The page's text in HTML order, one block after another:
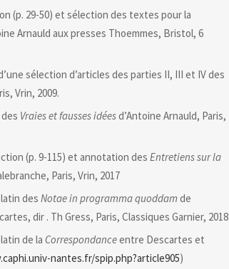
(p. 29-50) et sélection des textes pour la
Arnauld aux presses Thoemmes, Bristol, 6
sélection d’articles des parties II, III et IV des
Vrin, 2009.
Vraies et fausses idéesd’Antoine Arnauld, Paris,
(p. 9-115) et annotation des Entretiens sur la
Paris, Vrin, 2017
des Notae in programma quoddam de
dir . Th Gress, Paris, Classiques Garnier, 2018
de la Correspondanceentre Descartes et
nantes.fr/spip.php?article905)